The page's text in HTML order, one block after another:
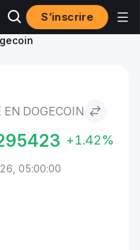
S’inscrire
norvégienne to
DOGECOIN
+1.42%
05:00:00